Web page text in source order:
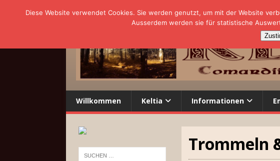
Willkommen Keltia Informationen
Trommeln
Diese Website verwendet Cookies. Sie werden genutzt, um mit der Website
Ausserdem werden sie für statistische